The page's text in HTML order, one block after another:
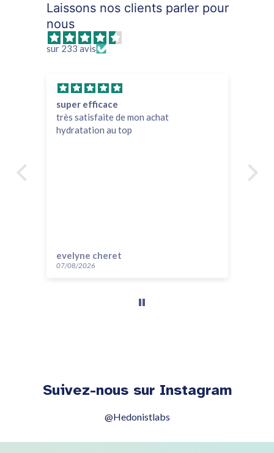
Laissons nos clients parler pour
nous
sur 233 avis
super efficace
très satisfaite de mon achat
hydratation au top
evelyne cheret
07/08/2026
Suivez-nous sur Instagram
@Hedonistlabs